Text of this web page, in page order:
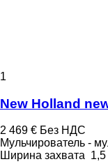
1
New Holland
2 469 € Без НДС
Мульчирователь -
Ширина захвата